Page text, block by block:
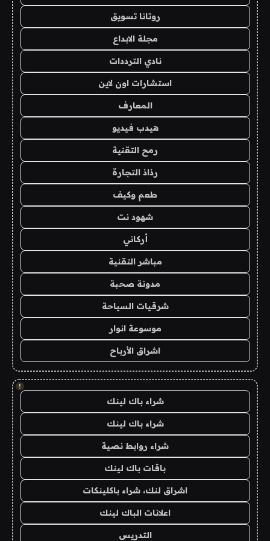
روتانا تسويق
مجلة الابداع
نادي الترددات
استشارات اون لاين
المعارف
هيدب فيديو
رمح التقنية
رذاذ التجارة
طعم وكيف
شهود نت
أركاني
مباشر التقنية
مدونة صحبة
شرقيات السياحة
موسوعة انوار
اشراق الأرباح
!
شراء باك لينك
شراء باك لينك
شراء روابط نصية
باقات باك لينك
اشراق لنك، شراء باكلينكات
اعلانات الباك لينك
التدريس